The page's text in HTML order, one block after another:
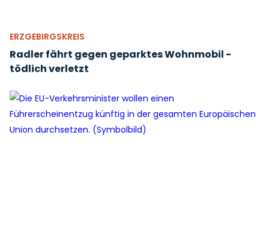
ERZGEBIRGSKREIS
Radler fährt gegen geparktes Wohnmobil -
tödlich verletzt